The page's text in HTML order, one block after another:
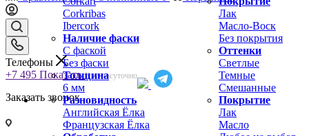
Corkribas
Ibercork
Наличие фаски
С фаской
Без фаски
Толщина
6 мм
Лак
Масло-Воск
Без покрытия
Оттенки
Светлые
Темные
Смешанные
Разновидность
Английская Ёлка
Французская Ёлка
Покрытие
Лак
Масло
Телефоны
+7 495 Показать Круглосуточно
Заказать звонок